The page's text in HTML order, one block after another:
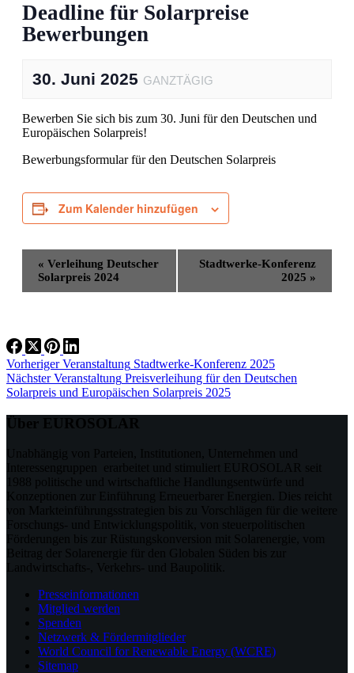
Deadline für Solarpreise
Bewerbungen
30. Juni 2025 GANZTÄGIG
Bewerben Sie sich bis zum 30. Juni für den Deutschen und
Europäischen Solarpreis!
Bewerbungsformular für den Deutschen Solarpreis
Zum Kalender hinzufügen
Veranstaltung-
Navigation
« Verleihung Deutscher
Solarpreis 2024
Stadtwerke-Konferenz
2025 »
VorherigerVeranstaltung Stadtwerke-Konferenz 2025
NächsterVeranstaltung Preisverleihung für den Deutschen
Solarpreis und Europäischen Solarpreis 2025
Über EUROSOLAR
Unabhängig von Parteien, Institutionen, Unternehmen und
Interessengruppen erarbeitet und stimuliert EUROSOLAR seit
1988 politische und wirtschaftliche Handlungsentwürfe und
Konzeptionen zur Einführung Erneuerbarer Energien. Dies reicht
von Markteinführungsstrategien bis zu Vorschlägen für die weitere
Forschungs- und Entwicklungspolitik, von steuerpolitischen
Förderungen bis zur Rüstungskonversion mit Solarenergie, vom
Beitrag der Solarenergie für den Globalen Süden bis zur
Landwirtschafts-, Verkehrs- und Baupolitik.
Presseinformationen
Mitglied werden
Spenden
Netzwerk & Fördermitglieder
World Council for Renewable Energy (WCRE)
Sitemap